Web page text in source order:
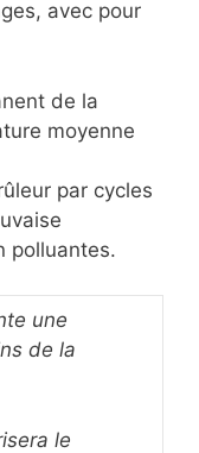
avec pour
de la
moyenne
par cycles
polluantes.
une
de la
le